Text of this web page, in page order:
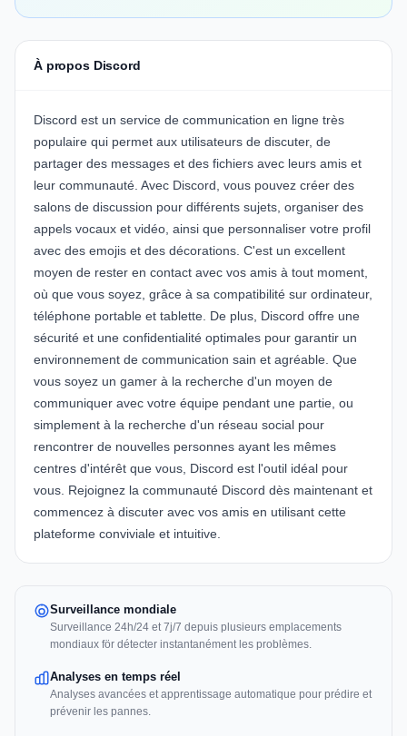
À propos Discord
Discord est un service de communication en ligne très
populaire qui permet aux utilisateurs de discuter, de
partager des messages et des fichiers avec leurs amis et
leur communauté. Avec Discord, vous pouvez créer des
salons de discussion pour différents sujets, organiser des
appels vocaux et vidéo, ainsi que personnaliser votre profil
avec des emojis et des décorations. C'est un excellent
moyen de rester en contact avec vos amis à tout moment,
où que vous soyez, grâce à sa compatibilité sur ordinateur,
téléphone portable et tablette. De plus, Discord offre une
sécurité et une confidentialité optimales pour garantir un
environnement de communication sain et agréable. Que
vous soyez un gamer à la recherche d'un moyen de
communiquer avec votre équipe pendant une partie, ou
simplement à la recherche d'un réseau social pour
rencontrer de nouvelles personnes ayant les mêmes
centres d'intérêt que vous, Discord est l'outil idéal pour
vous. Rejoignez la communauté Discord dès maintenant et
commencez à discuter avec vos amis en utilisant cette
plateforme conviviale et intuitive.
Surveillance mondiale
Surveillance 24h/24 et 7j/7 depuis plusieurs emplacements
mondiaux för détecter instantanément les problèmes.
Analyses en temps réel
Analyses avancées et apprentissage automatique pour prédire et
prévenir les pannes.